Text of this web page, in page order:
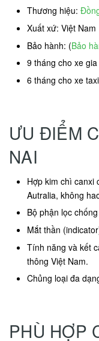
Thương hiệu:
Xuất xứ: Việt Nam
Bảo hành: (Bảo
9 tháng cho xe
6 tháng cho xe
ƯU ĐIỂM
NAI
Hợp kim chì canxi
Autralia, không
Bộ phận lọc
Mắt thần
Tính năng và kết
thông Việt Nam.
Chủng loại đa
PHÙ HỢP